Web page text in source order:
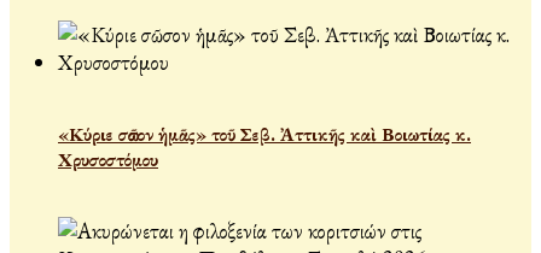
«Κύριε σῶσον ἡμᾶς» τοῦ Σεβ. Ἀττικῆς καὶ Βοιωτίας κ.
Χρυσοστόμου